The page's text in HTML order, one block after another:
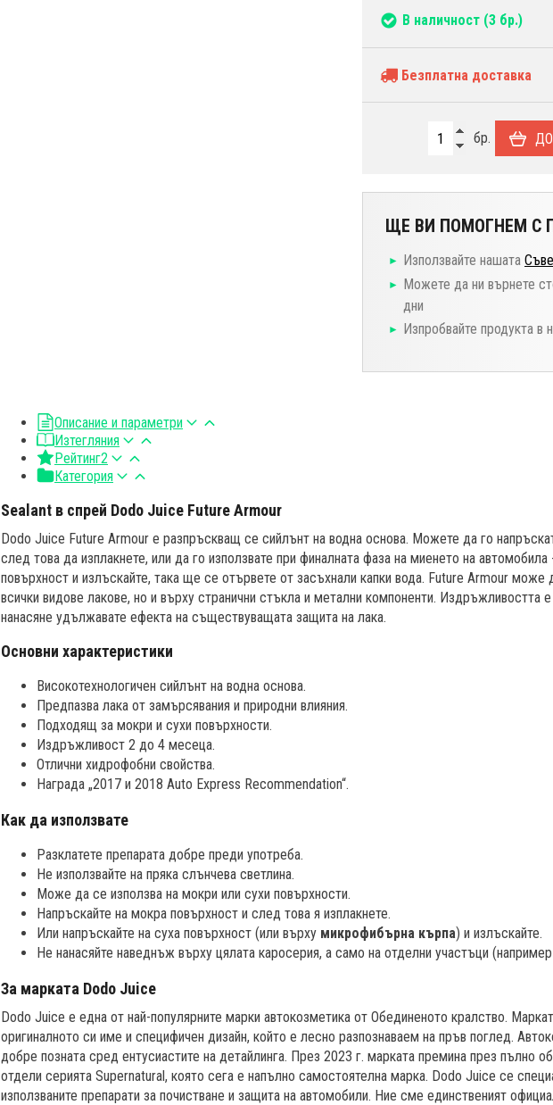
В наличност (3 бр.)
Безплатна доставка
бр.
ЩЕ ВИ ПОМОГНЕМ С
Използвайте нашата
Можете да ни върнете
дни
Изпробвайте продукта в
Описание и параметри
Изтегляния
Рейтинг2
Категория
Sealant в спрей Dodo Juice Future Armour
Dodo Juice Future Armour е разпръскващ се сийлънт на водна основа. Можете да го
след това да изплакнете, или да го използвате при финалната фаза на миенето на автомобила
повърхност и излъскайте, така ще се отървете от засъхнали капки вода. Future Armour може
всички видове лакове, но и върху странични стъкла и метални компоненти. Издръжливостта
нанасяне удължавате ефекта на съществуващата защита на лака.
Основни характеристики
Високотехнологичен сийлънт на водна основа.
Предпазва лака от замърсявания и природни влияния.
Подходящ за мокри и сухи повърхности.
Издръжливост 2 до 4 месеца.
Отлични хидрофобни свойства.
Награда „2017 и 2018 Auto Express Recommendation“.
Как да използвате
Разклатете препарата добре преди употреба.
Не използвайте на пряка слънчева светлина.
Може да се използва на мокри или сухи повърхности.
Напръскайте на мокра повърхност и след това я изплакнете.
Или напръскайте на суха повърхност (или върху микрофибърна кърпа) и излъскайте.
Не нанасяйте наведнъж върху цялата каросерия, а само на отделни участъци (например
За марката Dodo Juice
Dodo Juice е една от най-популярните марки автокозметика от Обединеното кралство.
оригиналното си име и специфичен дизайн, който е лесно разпознаваем на пръв поглед.
добре позната сред ентусиастите на детайлинга. През 2023 г. марката премина през пълно
отдели серията Supernatural, която сега е напълно самостоятелна марка. Dodo Juice се
използваните препарати за почистване и защита на автомобили. Ние сме единственият